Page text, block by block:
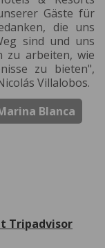
Gäste für
die uns
sind und uns
zu arbeiten, wie
zu bieten",
Villalobos.
Blanca
Tripadvisor